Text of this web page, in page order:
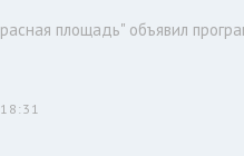
площадь" объявил